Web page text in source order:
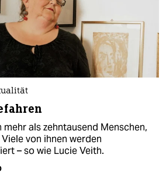
als zehntausend Menschen,
von ihnen werden
– so wie Lucie Veith.